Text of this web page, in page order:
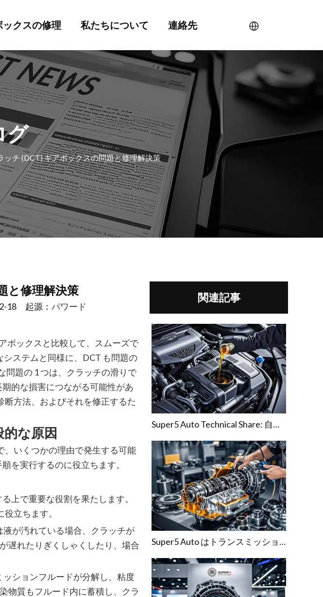
ックスの修理 私たちについて 連絡先
グ
ッチ (DCT) ギアボックスの問題と修理解決策
と修理解決策
18 起源： パワード
ボックスと比較して、スムーズで
ステムと同様に、DCT も問題の
問題の 1 つは、クラッチの滑りで
的な損害につながる可能性があ
断方法、およびそれを修正するた
な原因
、いくつかの理由で発生する可能
を実行するのに役立ちます。
上で重要な役割を果たします。
立ちます。
が汚れている場合、クラッチが
遅れたりぎくしゃくしたり、場合
ションフルードが分解し、粘度
物質もフルード内に蓄積し、クラ
関連記事
Super5 Auto Technical Share: 自動車のトランスミッション故障を防ぐ方法
Super5 Auto はトランスミッション修理技術をアップグレードし、車の所有者に安心の旅行を保証します